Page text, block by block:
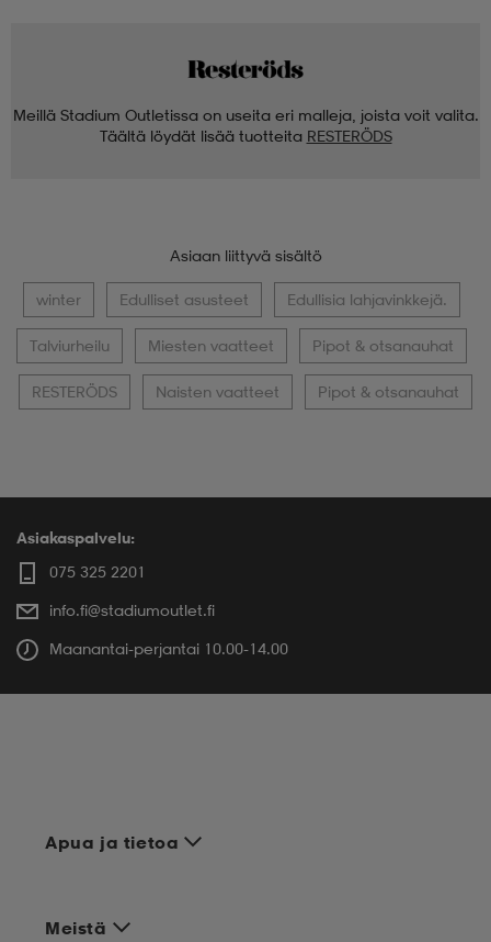
Meillä Stadium Outletissa on useita eri malleja, joista voit valita.
Täältä löydät lisää tuotteita RESTERÖDS
Asiaan liittyvä sisältö
winter Edulliset asusteet Edullisia lahjavinkkejä.
Talviurheilu Miesten vaatteet Pipot & otsanauhat
RESTERÖDS Naisten vaatteet Pipot & otsanauhat
Asiakaspalvelu:
075 325 2201
info.fi@stadiumoutlet.fi
Maanantai-perjantai 10.00-14.00
Apua ja tietoa
Meistä